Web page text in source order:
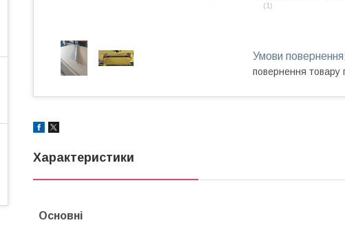
1
повернення товару
Характеристики
Основні